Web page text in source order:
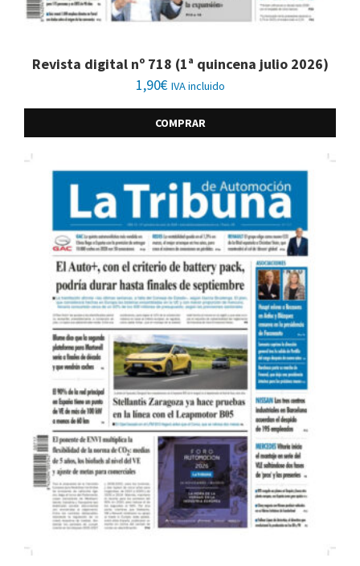
Revista digital nº 718 (1ª quincena julio 2026)
1,90€ IVA incluido
COMPRAR